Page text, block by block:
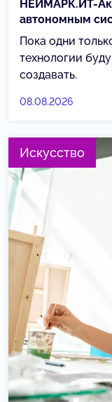
НЕЙМАРК.ИТ-
автономным
Пока одни
технологии
создавать.
08.08.2026
Искусство